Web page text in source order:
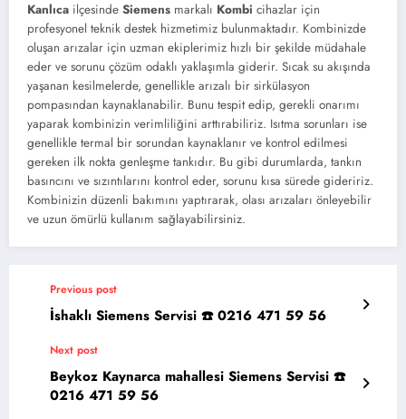
Kanlıca ilçesinde Siemens markalı Kombi cihazlar için
profesyonel teknik destek hizmetimiz bulunmaktadır. Kombinizde
oluşan arızalar için uzman ekiplerimiz hızlı bir şekilde müdahale
eder ve sorunu çözüm odaklı yaklaşımla giderir. Sıcak su akışında
yaşanan kesilmelerde, genellikle arızalı bir sirkülasyon
pompasından kaynaklanabilir. Bunu tespit edip, gerekli onarımı
yaparak kombinizin verimliliğini arttırabiliriz. Isıtma sorunları ise
genellikle termal bir sorundan kaynaklanır ve kontrol edilmesi
gereken ilk nokta genleşme tankıdır. Bu gibi durumlarda, tankın
basıncını ve sızıntılarını kontrol eder, sorunu kısa sürede gideririz.
Kombinizin düzenli bakımını yaptırarak, olası arızaları önleyebilir
ve uzun ömürlü kullanım sağlayabilirsiniz.
Previous post
İshaklı Siemens Servisi ☎️ 0216 471 59 56
Next post
Beykoz Kaynarca mahallesi Siemens Servisi ☎️
0216 471 59 56